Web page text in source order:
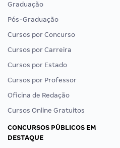
Graduação
Pós-Graduação
Cursos por Concurso
Cursos por Carreira
Cursos por Estado
Cursos por Professor
Oficina de Redação
Cursos Online Gratuitos
CONCURSOS PÚBLICOS EM
DESTAQUE